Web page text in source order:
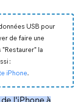
USB pour
de faire une
la
:
iPhone.